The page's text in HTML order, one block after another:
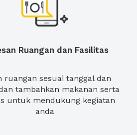
Ruangan dan Fasilitas
ruangan sesuai tanggal dan
tambahkan makanan serta
untuk mendukung kegiatan
anda